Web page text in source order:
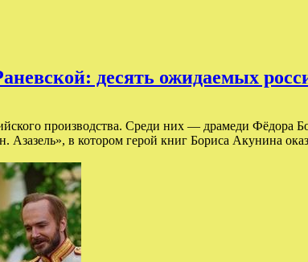
десять ожидаемых
производства. Среди них — драмеди
в котором герой книг Бориса Акунина